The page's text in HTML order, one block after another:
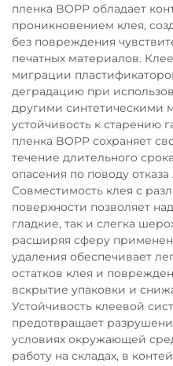
пленка BOPP обладает
проникновением клея,
без повреждения
печатных материалов.
миграции
деградацию при
другими синтетическими
устойчивость к старению
пленка BOPP сохраняет
течение длительного
опасения по поводу
Совместимость клея с
поверхности позволяет
гладкие, так и слегка
расширяя сферу
удаления обеспечивает
остатков клея и
вскрытие упаковки и
Устойчивость клеевой
предотвращает
условиях окружающей
работу на складах, в